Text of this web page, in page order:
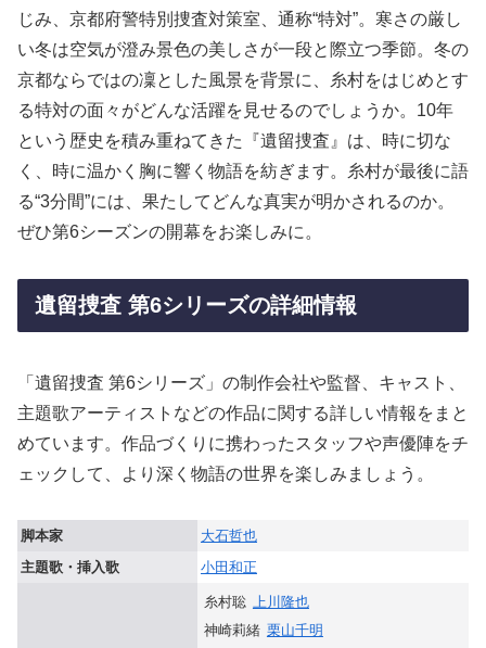
じみ、京都府警特別捜査対策室、通称“特対”。寒さの厳し
い冬は空気が澄み景色の美しさが一段と際立つ季節。冬の
京都ならではの凜とした風景を背景に、糸村をはじめとす
る特対の面々がどんな活躍を見せるのでしょうか。10年
という歴史を積み重ねてきた『遺留捜査』は、時に切な
く、時に温かく胸に響く物語を紡ぎます。糸村が最後に語
る“3分間”には、果たしてどんな真実が明かされるのか。
ぜひ第6シーズンの開幕をお楽しみに。
遺留捜査 第6シリーズの詳細情報
「遺留捜査 第6シリーズ」の制作会社や監督、キャスト、
主題歌アーティストなどの作品に関する詳しい情報をまと
めています。作品づくりに携わったスタッフや声優陣をチ
ェックして、より深く物語の世界を楽しみましょう。
脚本家
大石哲也
主題歌・挿入歌
小田和正
糸村聡
上川隆也
神崎莉緒 栗山千明